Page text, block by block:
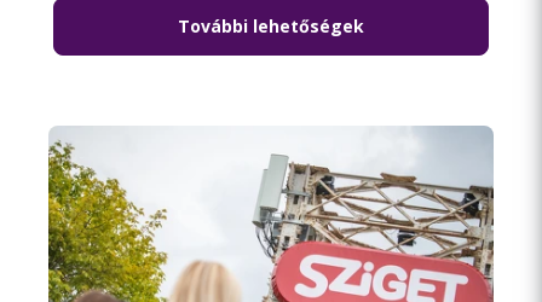
Olvasd el ezt is
További lehetőségek